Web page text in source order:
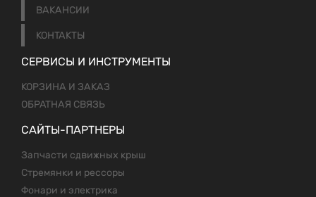
ВАКАНСИИ
КОНТАКТЫ
СЕРВИСЫ И ИНСТРУМЕНТЫ
КОРЗИНА И ЗАКАЗ
ОБРАТНАЯ СВЯЗЬ
САЙТЫ-ПАРТНЕРЫ
Запчасти сдвижных крыш
Стремянки и рессоры
Фонари и электрика